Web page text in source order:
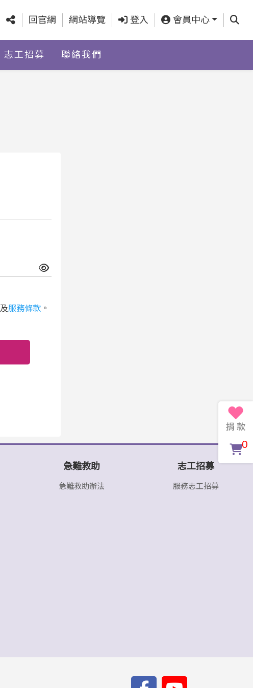
回官網 網站導覽 登入 會員中心 查詢
志工招募 聯絡我們
及服務條款 。
急難救助
急難救助辦法
志工招募
服務志工招募
0